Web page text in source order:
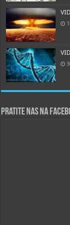
Pratite nas na